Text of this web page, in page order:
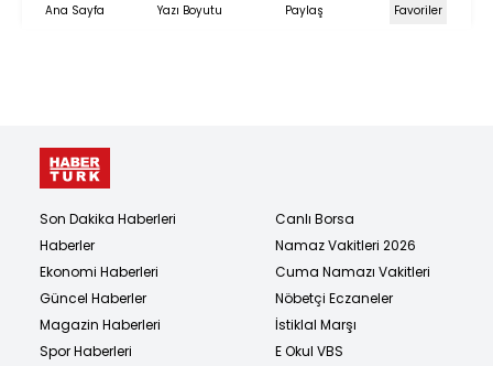
Ana Sayfa Yazı Boyutu Paylaş Favoriler
Son Dakika Haberleri
Haberler
Ekonomi Haberleri
Güncel Haberler
Magazin Haberleri
Spor Haberleri
Canlı Borsa
Namaz Vakitleri 2026
Cuma Namazı Vakitleri
Nöbetçi Eczaneler
İstiklal Marşı
E Okul VBS